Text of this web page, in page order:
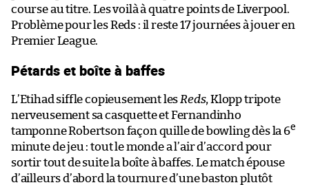
course au titre. Les voilà à quatre points de Liverpool.
Problème pour les Reds : il reste 17 journées à jouer en
Premier League.
Pétards et boîte à baffes
L’Etihad siffle copieusement les Reds, Klopp tripote
nerveusement sa casquette et Fernandinho
tamponne Robertson façon quille de bowling dès la 6e
minute de jeu : tout le monde a l’air d’accord pour
sortir tout de suite la boîte à baffes. Le match épouse
d’ailleurs d’abord la tournure d’une baston plutôt